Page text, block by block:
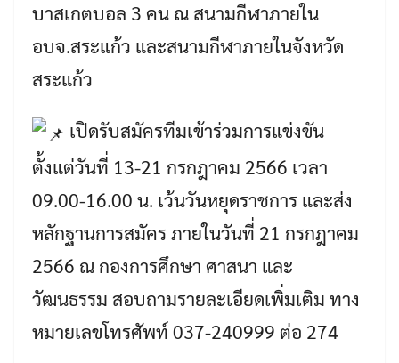
Search
for:
Search
บาสเกตบอล 3 คน ณ สนามกีฬาภายใน
อบจ.สระแก้ว และสนามกีฬาภายในจังหวัด
สระแก้ว
เปิดรับสมัครทีมเข้าร่วมการแข่งขัน
ตั้งแต่วันที่ 13-21 กรกฎาคม 2566 เวลา
09.00-16.00 น. เว้นวันหยุดราชการ และส่ง
หลักฐานการสมัคร ภายในวันที่ 21 กรกฎาคม
2566 ณ กองการศึกษา ศาสนา และ
วัฒนธรรม สอบถามรายละเอียดเพิ่มเติม ทาง
หมายเลขโทรศัพท์ 037-240999 ต่อ 274